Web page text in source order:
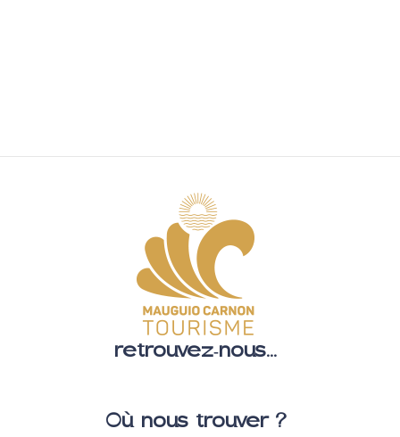
retrouvez-nous...
Où nous trouver ?